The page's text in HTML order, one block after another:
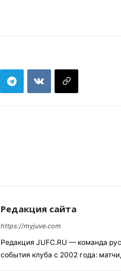
Редакция сайта
https://myjuve.com
Редакция JUFC.RU — команда
события клуба с 2002 года: